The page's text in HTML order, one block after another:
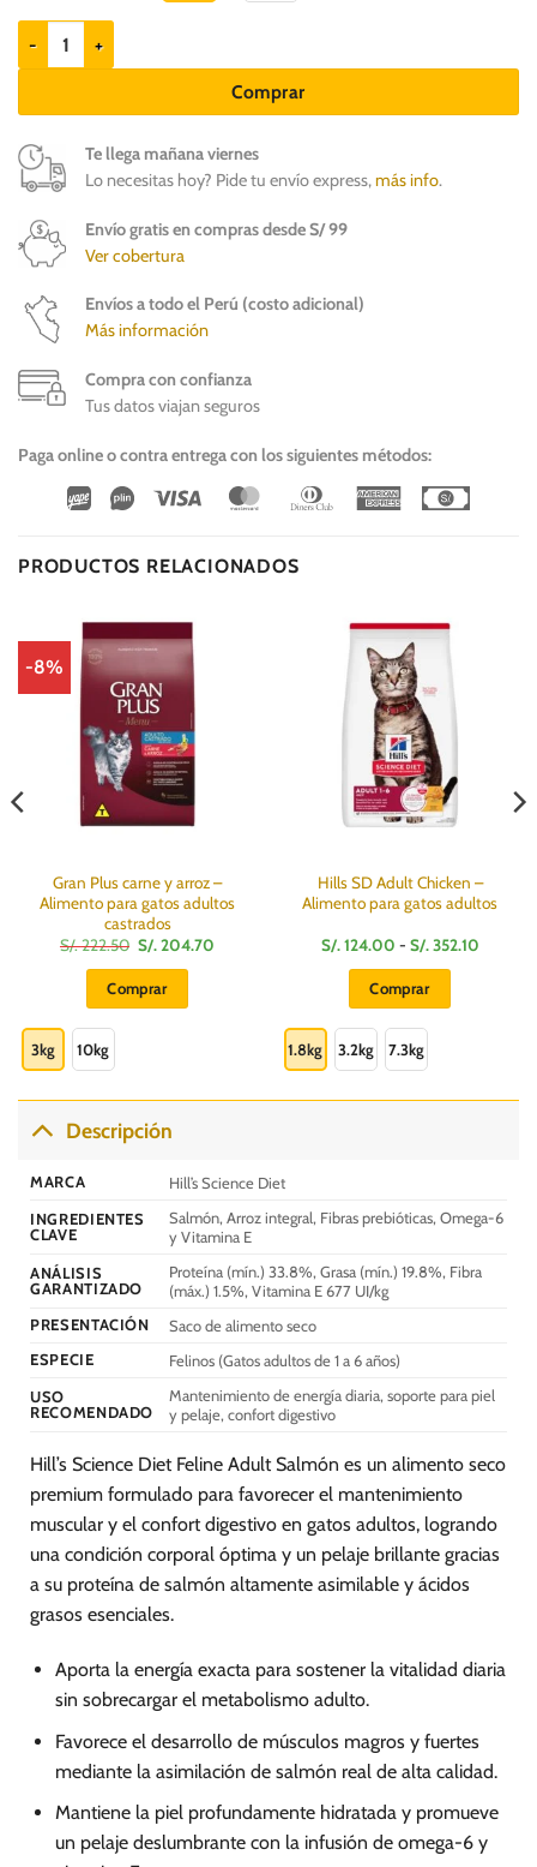
Hills SD Feline Adult Salmón - Gatos adultos cantidad
Comprar
Te llega mañana viernes
Lo necesitas hoy? Pide tu envío express,más info.
Envío gratis en compras desde S/ 99
Ver cobertura
Envíos a todo el Perú (costo adicional)
Más información
Compra con confianza
Tus datos viajan seguros
Paga online o contra entrega con los siguientes métodos:
Wirecard
Vipps Visa MasterCardDinners
American
PRODUCTOS RELACIONADOS
-8%
Gran Plus carne y arroz –
Alimento para gatos adultos
castrados
S/.222.50 El
precio
original
era:
S/.
S/.204.70
Comprar
múltiples
variantes.
Las
pueden
elegir
la
página
producto
3kg 10kg
Hills SD Adult Chicken –
Alimento para gatos adultos
S/.124.00 - S/.352.10Rango
Comprar
producto
tiene
múltiples
pueden
en
producto
1.8kg 3.2kg 7.3kg
Descripción
MARCA
Hill’s Science Diet
INGREDIENTES
CLAVE
Salmón, Arroz integral, Fibras prebióticas, Omega-6
y Vitamina E
ANÁLISIS
GARANTIZADO
Proteína (mín.) 33.8%, Grasa (mín.) 19.8%, Fibra
(máx.) 1.5%, Vitamina E 677 UI/kg
PRESENTACIÓN
Saco de alimento seco
ESPECIE
Felinos (Gatos adultos de 1 a 6 años)
USO
RECOMENDADO
Mantenimiento de energía diaria, soporte para piel
y pelaje, confort digestivo
Hill’s Science Diet Feline Adult Salmón es un alimento seco
premium formulado para favorecer el mantenimiento
muscular y el confort digestivo en gatos adultos, logrando
una condición corporal óptima y un pelaje brillante gracias
a su proteína de salmón altamente asimilable y ácidos
grasos esenciales.
Aporta la energía exacta para sostener la vitalidad diaria
sin sobrecargar el metabolismo adulto.
Favorece el desarrollo de músculos magros y fuertes
mediante la asimilación de salmón real de alta calidad.
Mantiene la piel profundamente hidratada y promueve
un pelaje deslumbrante con la infusión de omega-6 y